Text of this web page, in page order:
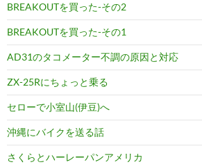
BREAKOUTを買った-その2
BREAKOUTを買った-その1
AD31のタコメーター不調の原因と対応
ZX-25Rにちょっと乗る
セローで小室山(伊豆)へ
沖縄にバイクを送る話
さくらとハーレーパンアメリカ